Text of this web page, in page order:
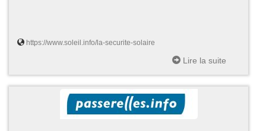
https://www.soleil.info/la-securite-solaire
Lire la suite